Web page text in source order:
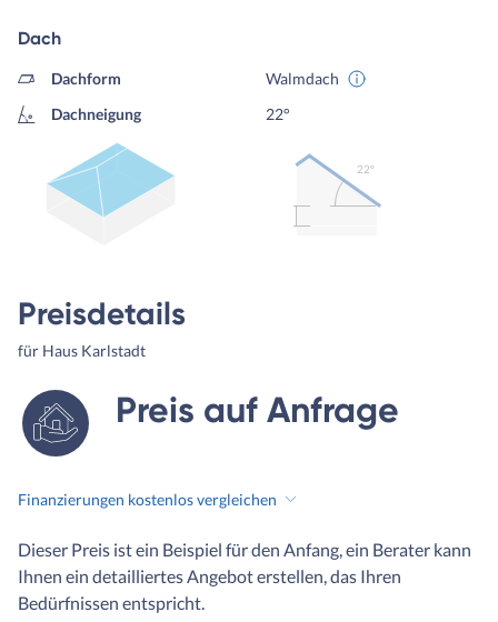
Dach
Dachform
Walmdach
Dachneigung
22°
22º
Preisdetails
für Haus Karlstadt
Preis auf Anfrage
Finanzierungen kostenlos vergleichen
Dieser Preis ist ein Beispiel für den Anfang, ein Berater kann
Ihnen ein detailliertes Angebot erstellen, das Ihren
Bedürfnissen entspricht.